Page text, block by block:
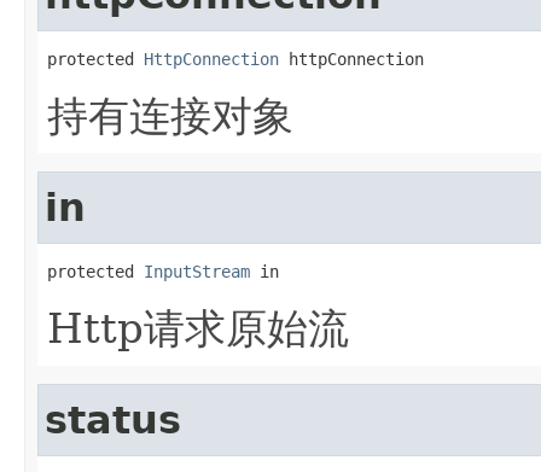
protected HttpConnection httpConnection
持有连接对象
in
protected InputStream in
Http请求原始流
status